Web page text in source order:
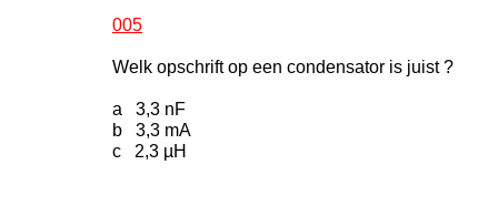
005
Welk opschrift op een condensator is juist ?
a 3,3 nF
b 3,3 mA
c 2,3 µH